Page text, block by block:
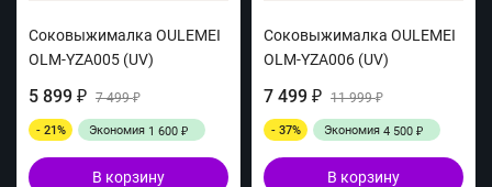
Соковыжималка OULEMEI
OLM-YZA005 (UV)
5 899 ₽ 7 499₽
- 21% Экономия 1 600 ₽
В корзину
Соковыжималка OULEMEI
OLM-YZA006 (UV)
7 499 ₽ 11 999₽
- 37% Экономия 4 500 ₽
В корзину